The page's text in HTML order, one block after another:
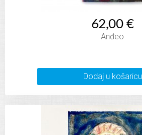
62,00 €
Anđeo
Dodaj u košaricu